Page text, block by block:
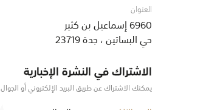
العنوان
6960 إسماعيل بن كثير
حي البساتين ، جدة 23719
الاشتراك في النشرة الإخبارية
يمكنك الاشتراك عن طريق البريد الإلكتروني أو الجوال